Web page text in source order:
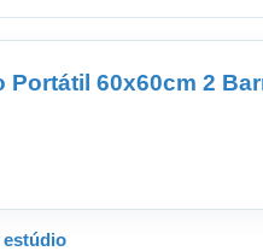
60x60cm 2